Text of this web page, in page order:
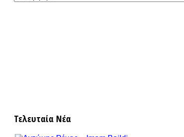
Τελευταία Νέα